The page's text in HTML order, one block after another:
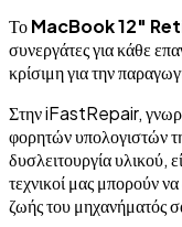
ΤοMacBook 12"
συνεργάτες για κάθε
κρίσιμη για την
Στην iFastRepair,
φορητών υπολογιστών
δυσλειτουργία υλικού,
τεχνικοί μας μπορούν
ζωής του μηχανήματός